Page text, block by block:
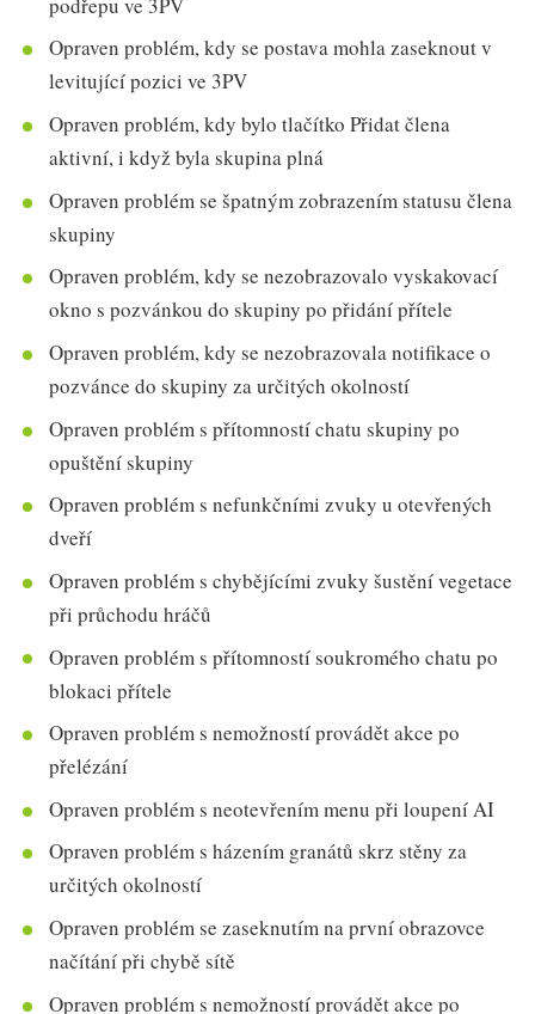
Opraven problém, kdy se postava mohla zaseknout v
levitující pozici ve 3PV
Opraven problém, kdy bylo tlačítko Přidat člena
aktivní, i když byla skupina plná
Opraven problém se špatným zobrazením statusu člena
skupiny
Opraven problém, kdy se nezobrazovalo vyskakovací
okno s pozvánkou do skupiny po přidání přítele
Opraven problém, kdy se nezobrazovala notifikace o
pozvánce do skupiny za určitých okolností
Opraven problém s přítomností chatu skupiny po
opuštění skupiny
Opraven problém s nefunkčními zvuky u otevřených
dveří
Opraven problém s chybějícími zvuky šustění vegetace
při průchodu hráčů
Opraven problém s přítomností soukromého chatu po
blokaci přítele
Opraven problém s nemožností provádět akce po
přelézání
Opraven problém s neotevřením menu při loupení AI
Opraven problém s házením granátů skrz stěny za
určitých okolností
Opraven problém se zaseknutím na první obrazovce
načítání při chybě sítě
Opraven problém s nemožností provádět akce po